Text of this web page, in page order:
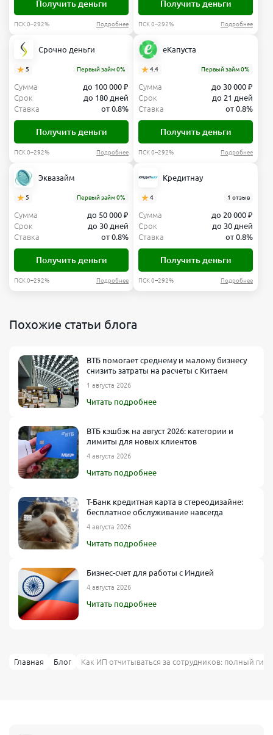
тариф
Получить деньги
ПСК 0–292% Подробнее
Получить деньги
ПСК 0–292% Подробнее
Срочно деньги
5 Первый займ 0%
Сумма
до 100 000 ₽
Срок
до 180 дней
Ставка
от 0.8%
Получить деньги
ПСК 0–292% Подробнее
еКапуста
4.4 Первый займ 0%
Сумма
до 30 000 ₽
Срок
до 21 дней
Ставка
от 0.8%
Получить деньги
ПСК 0–292% Подробнее
Эквазайм
5 Первый займ 0%
Сумма
до 50 000 ₽
Срок
до 30 дней
Ставка
от 0.8%
Получить деньги
ПСК 0–292% Подробнее
Кредитнау
4 1 отзыв
Сумма
до 20 000 ₽
Срок
до 30 дней
Ставка
от 0.8%
Получить деньги
ПСК 0–292% Подробнее
Похожие статьи блога
ВТБ помогает среднему и малому бизнесу
снизить затраты на расчеты с Китаем
1 августа 2026
Читать подробнее
ВТБ кэшбэк на август 2026: категории и
лимиты для новых клиентов
4 августа 2026
Читать подробнее
Т-Банк кредитная карта в стереодизайне:
бесплатное обслуживание навсегда
4 августа 2026
Читать подробнее
Бизнес-счет для работы с Индией
4 августа 2026
Читать подробнее
Главная Блог Как ИП отчитываться за сотрудников: полный гид